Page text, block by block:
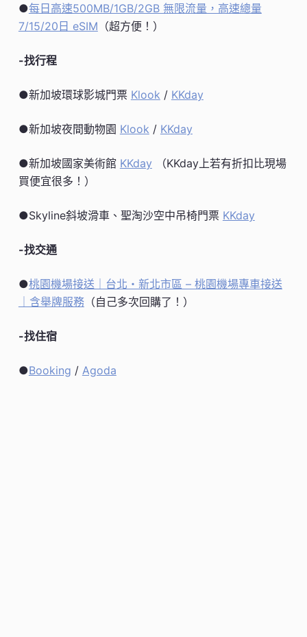
●每日高速500MB/1GB/2GB 無限流量，高速總量
7/15/20日 eSIM （超方便！）
-找行程
●新加坡環球影城門票 Klook / KKday
●新加坡夜間動物園 Klook / KKday
●新加坡國家美術館 KKday （KKday上若有折扣比現場
買便宜很多！）
●Skyline斜坡滑車、聖淘沙空中吊椅門票 KKday
-找交通
●桃園機場接送｜台北・新北市區 – 桃園機場專車接送
｜含舉牌服務（自己多次回購了！）
-找住宿
●Booking / Agoda